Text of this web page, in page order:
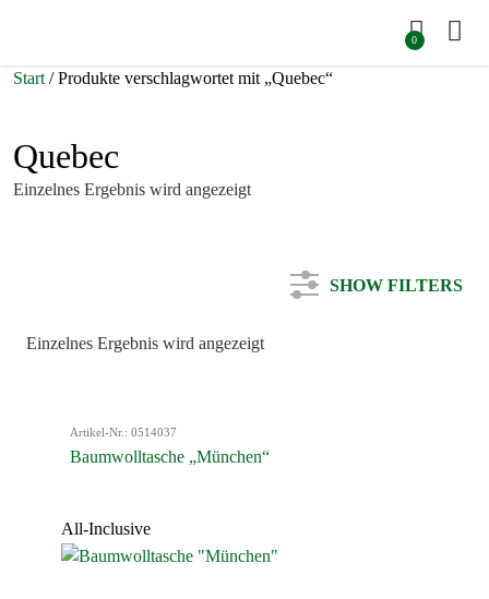
0
Start / Produkte verschlagwortet mit „Quebec“
Quebec
Einzelnes Ergebnis wird angezeigt
SHOW FILTERS
Farbe
Einzelnes Ergebnis wird angezeigt
Artikel-Nr.: 0514037
Baumwolltasche „München“
All-Inclusive